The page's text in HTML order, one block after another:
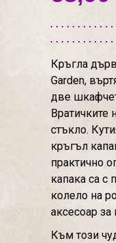
Кръгла
Garden,
две
Вратичките
стъкло.
кръгъл
практично
капака са с
колело на
аксесоар за
Към този